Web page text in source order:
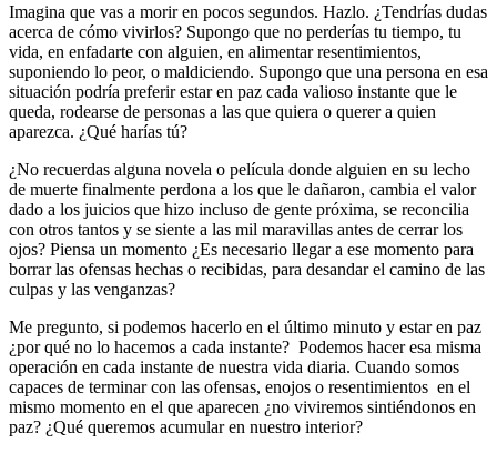
Imagina que vas a morir en pocos segundos. Hazlo. ¿Tendrías dudas
acerca de cómo vivirlos? Supongo que no perderías tu tiempo, tu
vida, en enfadarte con alguien, en alimentar resentimientos,
suponiendo lo peor, o maldiciendo. Supongo que una persona en esa
situación podría preferir estar en paz cada valioso instante que le
queda, rodearse de personas a las que quiera o querer a quien
aparezca. ¿Qué harías tú?
¿No recuerdas alguna novela o película donde alguien en su lecho
de muerte finalmente perdona a los que le dañaron, cambia el valor
dado a los juicios que hizo incluso de gente próxima, se reconcilia
con otros tantos y se siente a las mil maravillas antes de cerrar los
ojos? Piensa un momento ¿Es necesario llegar a ese momento para
borrar las ofensas hechas o recibidas, para desandar el camino de las
culpas y las venganzas?
Me pregunto, si podemos hacerlo en el último minuto y estar en paz
¿por qué no lo hacemos a cada instante? Podemos hacer esa misma
operación en cada instante de nuestra vida diaria. Cuando somos
capaces de terminar con las ofensas, enojos o resentimientos en el
mismo momento en el que aparecen ¿no viviremos sintiéndonos en
paz? ¿Qué queremos acumular en nuestro interior?